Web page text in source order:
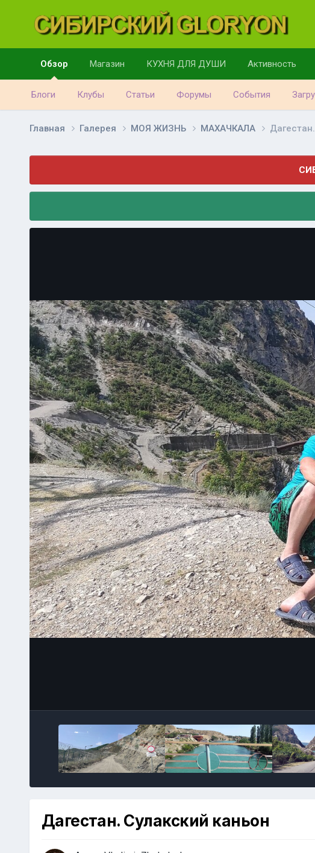
Обзор
Блоги Клубы Статьи Форумы События
Магазин КУХНЯ ДЛЯ ДУШИ Активность
Главная Галерея МОЯ ЖИЗНЬ МАХАЧКАЛА
Дагестан. Сулакский каньон